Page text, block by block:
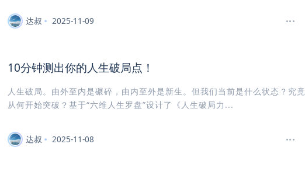
达叔 2025-11-09
10分钟测出你的人生破局点！
人生破局。由外至内是碾碎，由内至外是新生。但我们当前是什么状态？究竟
从何开始突破？基于“六维人生罗盘”设计了《人生破局力...
达叔 2025-11-08